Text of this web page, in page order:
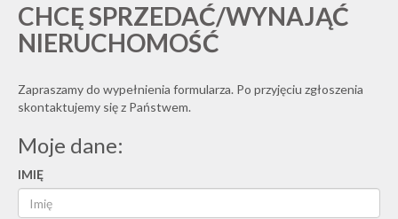
CHCĘ SPRZEDAĆ/WYNAJĄĆ
NIERUCHOMOŚĆ
Zapraszamy do wypełnienia formularza. Po przyjęciu zgłoszenia
skontaktujemy się z Państwem.
Moje dane:
IMIĘ